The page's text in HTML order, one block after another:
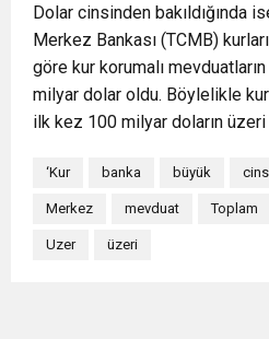
Dolar cinsinden bakıldığında
Merkez Bankası (TCMB)
göre kur korumalı
milyar dolar oldu. Böylelikle
ilk kez 100 milyar doların üzeri
‘Kur banka büyük cins
Merkez mevduat Toplam
Uzer üzeri